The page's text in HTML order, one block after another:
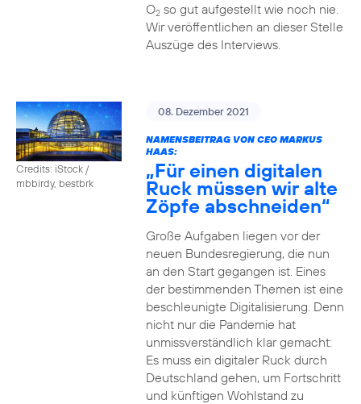
O2so gut aufgestellt wie noch nie.
Wir veröffentlichen an dieser Stelle
Auszüge des Interviews.
Credits: iStock /
mbbirdy, bestbrk
08. Dezember 2021
NAMENSBEITRAG VON CEO MARKUS
HAAS:
„Für einen digitalen
Ruck müssen wir alte
Zöpfe abschneiden“
Große Aufgaben liegen vor der
neuen Bundesregierung, die nun
an den Start gegangen ist. Eines
der bestimmenden Themen ist eine
beschleunigte Digitalisierung. Denn
nicht nur die Pandemie hat
unmissverständlich klar gemacht:
Es muss ein digitaler Ruck durch
Deutschland gehen, um Fortschritt
und künftigen Wohlstand zu